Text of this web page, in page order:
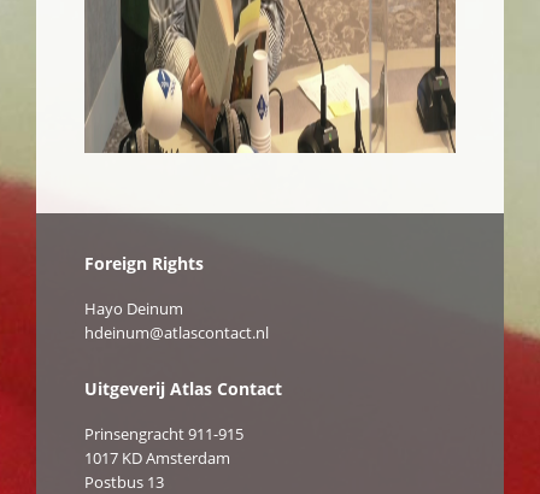
Foreign Rights
Hayo Deinum
hdeinum@atlascontact.nl
Uitgeverij Atlas Contact
Prinsengracht 911-915
1017 KD Amsterdam
Postbus 13